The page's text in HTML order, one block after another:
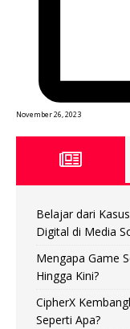
November 26, 2023
Belajar dari
Digital di Media
Mengapa Game
Hingga Kini?
CipherX
Seperti Apa?